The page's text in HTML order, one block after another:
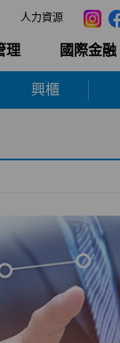
人力資源
理 國際金融
興櫃